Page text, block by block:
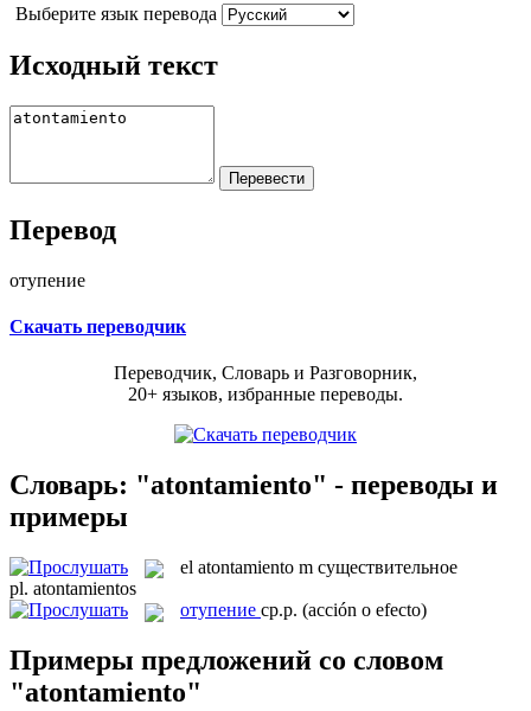
Выберите язык перевода
Исходный текст
Перевод
отупение
Скачать переводчик
Переводчик, Словарь и Разговорник,
20+ языков, избранные переводы.
Словарь: "atontamiento" - переводы и
примеры
el atontamiento m существительное
pl. atontamientos
отупение ср.р. (acción o efecto)
Примеры предложений со словом
"atontamiento"